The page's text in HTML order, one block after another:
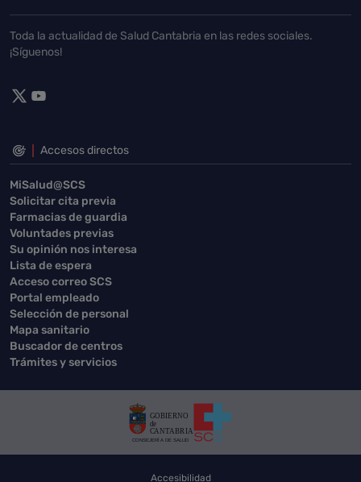
Toda la actualidad de Salud Cantabria en las redes sociales.
¡Síguenos!
Accesos directos
MiSalud@SCS
Solicitar cita previa
Farmacias de guardia
Voluntades previas
Su opinión nos interesa
Lista de espera
Acceso correo SCS
Portal empleado
Selección de personal
Mapa sanitario
Buscador de centros
Trámites y servicios
Accesibilidad